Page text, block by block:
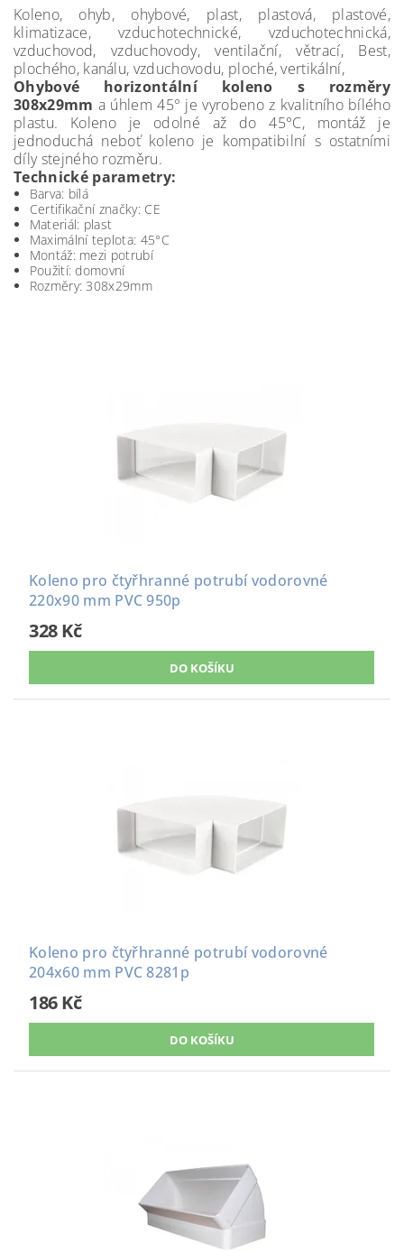
Koleno, ohyb, ohybové, plast, plastová, plastové,
klimatizace, vzduchotechnické, vzduchotechnická,
vzduchovod, vzduchovody, ventilační, větrací, Best,
plochého, kanálu, vzduchovodu, ploché, vertikální,
Ohybové horizontální koleno s rozměry
308x29mm a úhlem 45° je vyrobeno z kvalitního bílého
plastu. Koleno je odolné až do 45°C, montáž je
jednoduchá neboť koleno je kompatibilní s ostatními
díly stejného rozměru.
Technické parametry:
Barva: bílá
Certifikační značky: CE
Materiál: plast
Maximální teplota: 45°C
Montáž: mezi potrubí
Použití: domovní
Rozměry: 308x29mm
Koleno pro čtyřhranné potrubí vodorovné
220x90 mm PVC 950p
328 Kč
Koleno pro čtyřhranné potrubí vodorovné
204x60 mm PVC 8281p
186 Kč